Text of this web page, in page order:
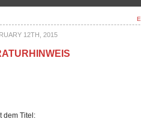
12TH, 2015
dem Titel: